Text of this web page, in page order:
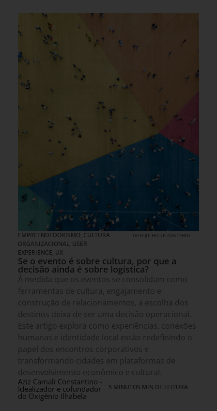
EMPREENDEDORISMO, CULTURA
ORGANIZACIONAL, USER
EXPERIENCE, UX
18 DE JULHO DE 2026 14H00
Se o evento é sobre cultura, por que a
decisão ainda é sobre logística?
À medida que os eventos se consolidam como
ferramentas de cultura, engajamento e
construção de relacionamentos, a escolha dos
destinos deixa de ser uma decisão operacional.
Este artigo explora como experiências, conexões
humanas e identidade local estão redefinindo o
papel dos encontros corporativos e
transformando cidades em plataformas de
desenvolvimento econômico e cultural.
Aziz Camali Constantino -
Idealizador e cofundador
do Oxigênio Ilhabela
5 MINUTOS MIN DE LEITURA